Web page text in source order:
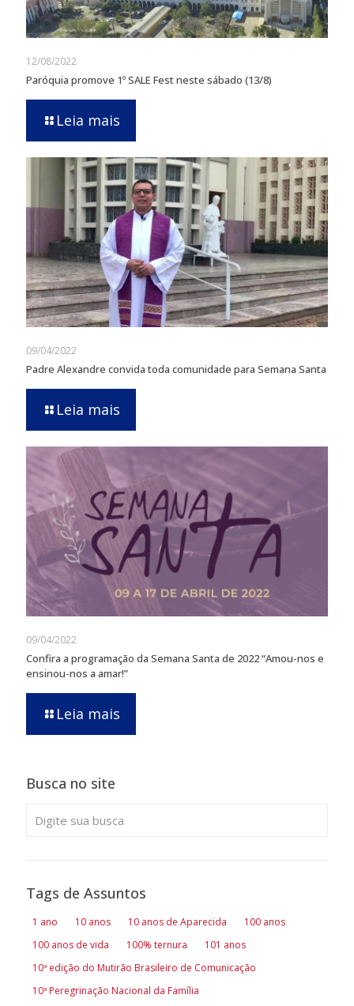
12/08/2022
Paróquia promove 1º SALE Fest neste sábado (13/8)
Leia mais
09/04/2022
Padre Alexandre convida toda comunidade para Semana Santa
Leia mais
09/04/2022
Confira a programação da Semana Santa de 2022 “Amou-nos e
ensinou-nos a amar!”
Leia mais
Busca no site
Tags de Assuntos
1 ano 10 anos 10 anos de Aparecida
100 anos
100 anos de vida
100% ternura
101 anos
10ª edição do Mutirão Brasileiro de Comunicação
10ª Peregrinação Nacional da Família